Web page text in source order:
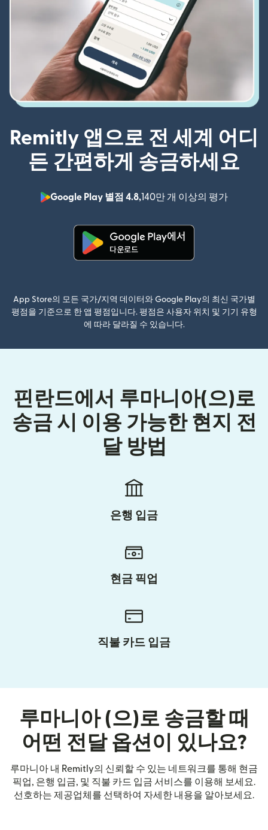
Remitly 앱으로 전 세계 어디
든 간편하게 송금하세요
Google Play 별점 4.8,140만 개 이상의 평가
App Store의 모든 국가/지역 데이터와 Google Play의 최신 국가별
평점을 기준으로 한 앱 평점입니다. 평점은 사용자 위치 및 기기 유형
에 따라 달라질 수 있습니다.
핀란드에서 루마니아(으)로
송금 시 이용 가능한 현지 전
달 방법
은행 입금
현금 픽업
직불 카드 입금
루마니아 (으)로 송금할 때
어떤 전달 옵션이 있나요?
루마니아 내 Remitly의 신뢰할 수 있는 네트워크를 통해 현금
픽업, 은행 입금, 및 직불 카드 입금 서비스를 이용해 보세요.
선호하는 제공업체를 선택하여 자세한 내용을 알아보세요.